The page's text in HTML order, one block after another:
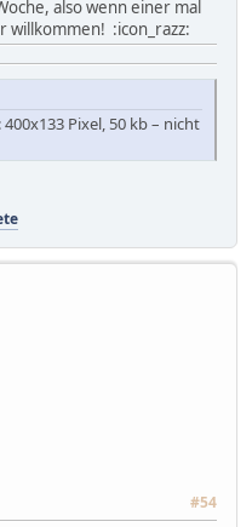
also wenn einer mal
willkommen! :icon_razz:
Pixel, 50 kb – nicht
#54